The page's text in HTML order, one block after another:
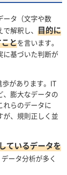
ータ（文字や数
解釈し、 目的に
とを言います。
に基づいた判断が
があります。IT
、膨大なデータの
れらのデータに
が、規則正しく並
ているデータを
ータ分析が多く